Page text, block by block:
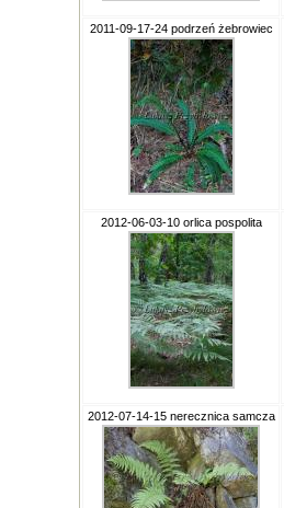
2011-09-17-24 podrzeń żebrowiec
2012-06-03-10 orlica pospolita
2012-07-14-15 nerecznica samcza